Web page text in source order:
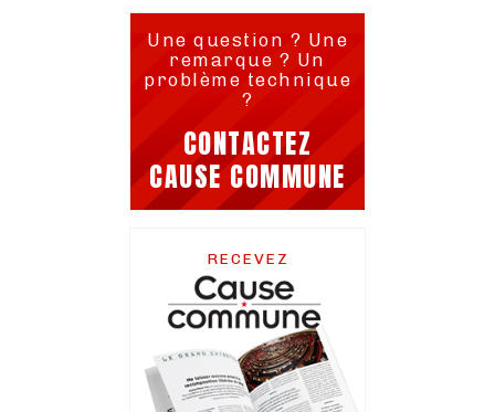
Une question ? Une
remarque ? Un
problème technique
?
CONTACTEZ
CAUSE COMMUNE
RECEVEZ